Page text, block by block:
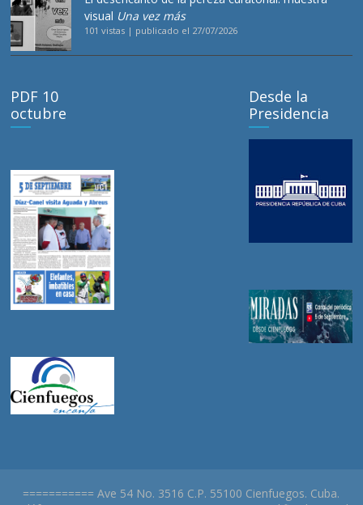
visual Una vez más
101 vistas | publicado el 27/07/2026
PDF 10
octubre
Desde la
Presidencia
=========== Ave 54 No. 3516 C.P. 55100 Cienfuegos. Cuba.